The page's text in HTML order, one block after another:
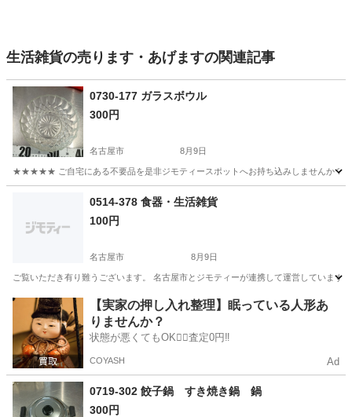
生活雑貨の売ります・あげますの関連記事
0730-177 ガラスボウル
300円
名古屋市 8月9日
★★★★★ ご自宅にある不要品を是非ジモティースポットへお持ち込みしませんか？
現地
0514-378 食器・生活雑貨
100円
名古屋市 8月9日
ご覧いただき有り難うございます。 名古屋市とジモティーが連携して運営してい
愛知 名古屋市 生活雑貨 リユース
【実家の押し入れ整理】眠っている人形あ
りませんか？
状態が悪くてもOK🙆‍♀️査定0円‼️
COYASH Ad
0719-302 餃子鍋 すき焼き鍋 鍋
300円